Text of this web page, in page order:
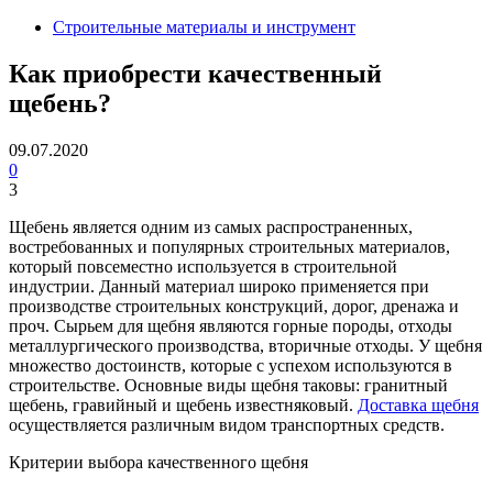
Строительные материалы и инструмент
Как приобрести качественный
щебень?
09.07.2020
0
3
Щебень является одним из самых распространенных,
востребованных и популярных строительных материалов,
который повсеместно используется в строительной
индустрии. Данный материал широко применяется при
производстве строительных конструкций, дорог, дренажа и
проч. Сырьем для щебня являются горные породы, отходы
металлургического производства, вторичные отходы. У щебня
множество достоинств, которые с успехом используются в
строительстве. Основные виды щебня таковы: гранитный
щебень, гравийный и щебень известняковый. Доставка щебня
осуществляется различным видом транспортных средств.
Критерии выбора качественного щебня